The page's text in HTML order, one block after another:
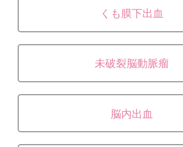
くも膜下出血
未破裂脳動脈瘤
脳内出血